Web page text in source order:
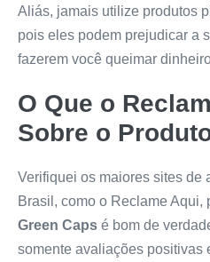
Aliás, jamais utilize produtos
pois eles podem prejudicar a
fazerem você queimar
O Que o
Sobre o
Verifiquei os maiores sites de
Brasil, como o Reclame Aqui,
Green Caps é bom de
somente avaliações positivas